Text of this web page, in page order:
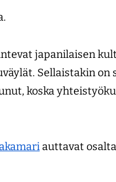
japanilaisen
Sellaistakin on
koska
auttavat